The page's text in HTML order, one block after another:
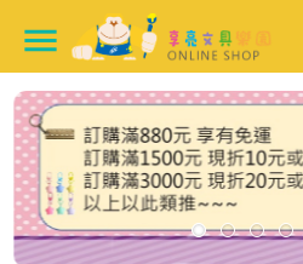
menu